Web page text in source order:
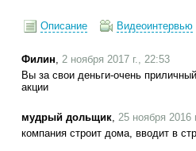
Описание Видеоинтервью
Филин, 2 ноября 2017 г., 22:53
Вы за свои деньги-очень
акции
мудрый дольщик, 25 ноября 2016
компания строит дома, вводит в